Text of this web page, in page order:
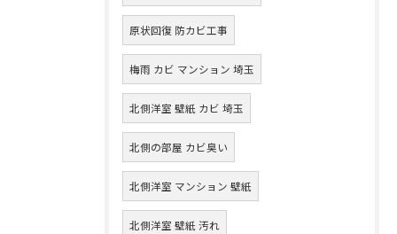
原状回復 防カビ工事
梅雨 カビ マンション 埼玉
北側洋室 壁紙 カビ 埼玉
北側の部屋 カビ臭い
北側洋室 マンション 壁紙
北側洋室 壁紙 汚れ